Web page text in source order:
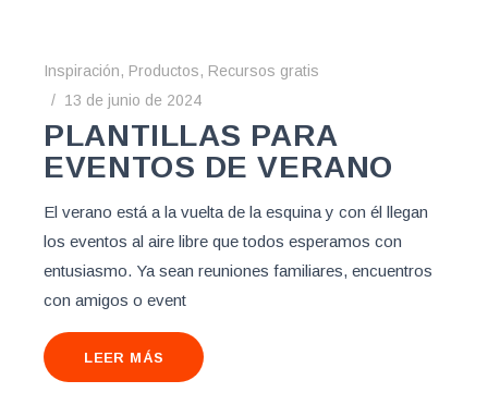
Inspiración, Productos, Recursos gratis
13 de junio de 2024
PLANTILLAS PARA
EVENTOS DE VERANO
El verano está a la vuelta de la esquina y con él llegan
los eventos al aire libre que todos esperamos con
entusiasmo. Ya sean reuniones familiares, encuentros
con amigos o event
LEER MÁS